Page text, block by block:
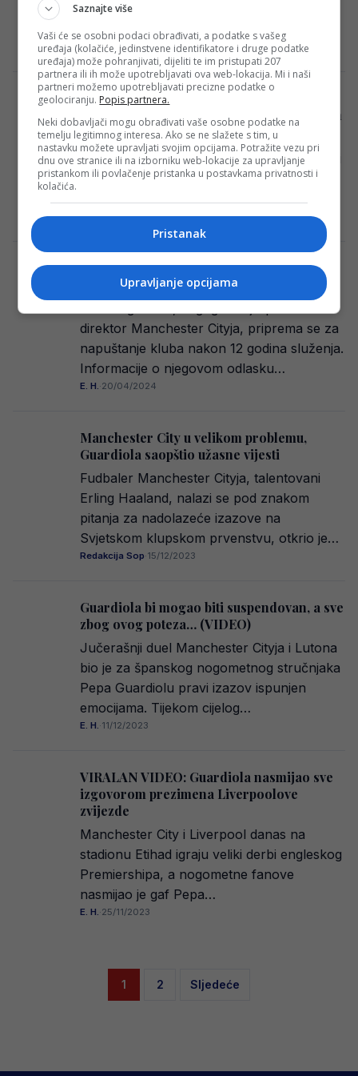
gostovao kod Brightona i doživio poraz od
1:2, što je četvrti poraz…
E. H.·10/11/2024
Pep Guardiola na stolu ima ponudu kakva
se rijetko kome nudi, ali nije zainteresovan
Pep Guardiola je trenutno suočen s
ponudom da postane selektor Engleske, ali
on ne pokazuje interes za tu poziciju,
barem…
Redakcija Sop·16/10/2024
BOMBA – PEP NAPUŠTA CITY! Zna se šta
je presudilo, ali i ko će ga zamijeniti
direktor Manchester Cityja, priprema se za
napuštanje kluba nakon 12 godina služenja.
Informacije o njegovom odlasku…
E. H.·20/04/2024
Manchester City u velikom problemu,
Guardiola saopštio užasne vijesti
Fudbaler Manchester Cityja, talentovani
Erling Haaland, nalazi se pod znakom
pitanja za nadolazeće izazove na
Svjetskom klupskom prvenstvu, otkrio je…
Redakcija Sop·15/12/2023
Guardiola bi mogao biti suspendovan, a sve
zbog ovog poteza… (VIDEO)
Jučerašnji duel Manchester Cityja i Lutona
bio je za španskog nogometnog stručnjaka
Pepa Guardiolu pravi izazov ispunjen
emocijama. Tijekom cijelog…
E. H.·11/12/2023
VIRALAN VIDEO: Guardiola nasmijao sve
izgovorom prezimena Liverpoolove
zvijezde
Manchester City i Liverpool danas na
stadionu Etihad igraju veliki derbi engleskog
Premiershipa, a nogometne fanove
nasmijao je gaf Pepa…
E. H.·25/11/2023
Posts
1 2 Sljedeće
Saznajte više
Vaši će se osobni podaci obrađivati, a podatke s vašeg
uređaja (kolačiće, jedinstvene identifikatore i druge podatke
uređaja) može pohranjivati, dijeliti te im pristupati 207
partnera ili ih može upotrebljavati ova web-lokacija. Mi i naši
partneri možemo upotrebljavati precizne podatke o
geolociranju. Popis partnera.
Neki dobavljači mogu obrađivati vaše osobne podatke na
temelju legitimnog interesa. Ako se ne slažete s tim, u
nastavku možete upravljati svojim opcijama. Potražite vezu pri
dnu ove stranice ili na izborniku web-lokacije za upravljanje
pristankom ili povlačenje pristanka u postavkama privatnosti i
kolačića.
Pristanak
Upravljanje opcijama